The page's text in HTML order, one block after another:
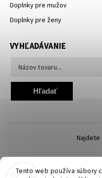
Tento web používa súbory
Doplnky pre mužov
Doplnky pre ženy
VYHĽADÁVANIE
Hľadať
Najdete